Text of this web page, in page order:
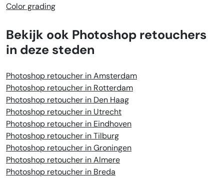
Color grading
Bekijk ook Photoshop retouchers
in deze steden
Photoshop retoucher in Amsterdam
Photoshop retoucher in Rotterdam
Photoshop retoucher in Den Haag
Photoshop retoucher in Utrecht
Photoshop retoucher in Eindhoven
Photoshop retoucher in Tilburg
Photoshop retoucher in Groningen
Photoshop retoucher in Almere
Photoshop retoucher in Breda